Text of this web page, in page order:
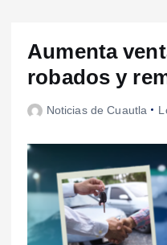
Aumenta
robados y
Noticias de Cuautla